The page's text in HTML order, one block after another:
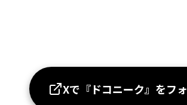
Xで『ドコニーク』をフ